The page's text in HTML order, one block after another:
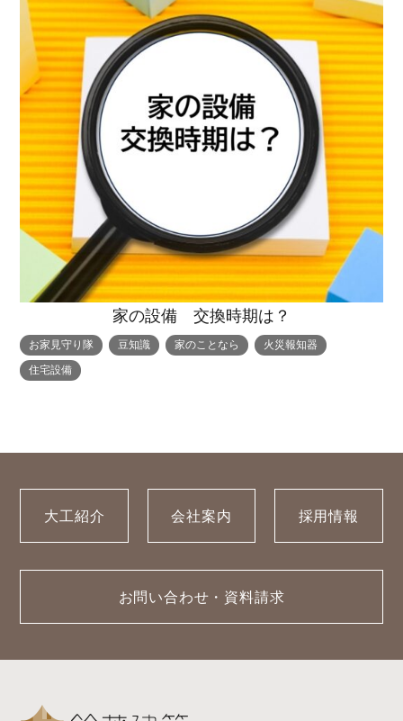
家の設備 交換時期は？
お家見守り隊 豆知識 家のことなら
火災報知器
住宅設備
大工紹介 会社案内 採用情報
お問い合わせ・資料請求
トップページ
ブログ
イベント
大工紹介
会社案内
採用情報
お問い合わせ
・資料請求
商品紹介
・MUKU
・DENTOU
・MARUTA
・CUSTOM
ORDER
・REFORM
家（施工事例一覧）
・MUKUの家一覧
・DENTOUの家一覧
・MARUTAの家一覧
・CUSTOM
ORDERの家一覧
・REFORMの家一覧
鈴茂の家づくり
建物いろいろ
お家見守り隊
土地について